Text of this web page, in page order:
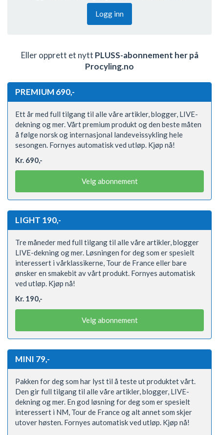
Logg inn
Eller opprett et nytt PLUSS-abonnement her på
Procyling.no
PREMIUM 690,-
Ett år med full tilgang til alle våre artikler, blogger, LIVE-
dekning og mer. Vårt premium produkt og den beste måten
å følge norsk og internasjonal landeveissykling hele
sesongen. Fornyes automatisk ved utløp. Kjøp nå!
Kr. 690,-
Velg abonnement
LIGHT 190,-
Tre måneder med full tilgang til alle våre artikler, blogger
LIVE-dekning og mer. Løsningen for deg som er spesielt
interessert i vårklassikerne, Tour de France eller bare
ønsker en smakebit av vårt produkt. Fornyes automatisk
ved utløp. Kjøp nå!
Kr. 190,-
Velg abonnement
MINI 79,-
Pakken for deg som har lyst til å teste ut produktet vårt.
Den gir full tilgang til alle våre artikler, blogger, LIVE-
dekning og mer. En god løsning for deg som er spesielt
interessert i NM, Tour de France og alt annet som skjer
utover høsten. Fornyes automatisk ved utløp. Kjøp nå!